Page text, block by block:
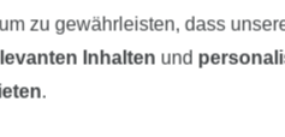
und das Nähen wurde
zu gewährleisten, dass
Inhalten und
.